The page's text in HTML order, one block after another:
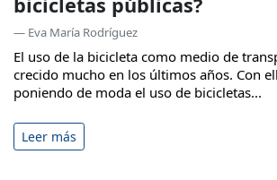
— Eva María Rodríguez
El uso de la bicicleta como medio de
crecido mucho en los últimos años. Con
poniendo de moda el uso de bicicletas...
Leer más